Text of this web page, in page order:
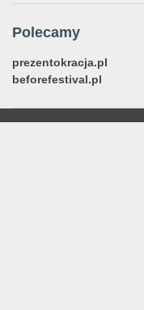
Polecamy
prezentokracja.pl
beforefestival.pl